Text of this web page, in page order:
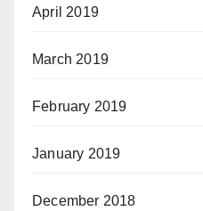
April 2019
March 2019
February 2019
January 2019
December 2018